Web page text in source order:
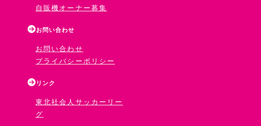
自販機オーナー募集
お問い合わせ
お問い合わせ
プライバシーポリシー
リンク
東北社会人サッカーリー
グ